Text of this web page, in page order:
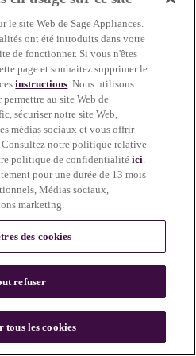
information)
le site Web de Sage Appliances.
ont été introduits dans votre
de fonctionner. Si vous n'êtes
page et souhaitez supprimer le
instructions. Nous utilisons
au site Web de
sécuriser notre site Web,
médias sociaux et vous offrir
Consultez notre politique relative
politique de confidentialitéici.
pour une durée de 13 mois
Médias sociaux,
marketing.
des cookies
refuser
tous les cookies